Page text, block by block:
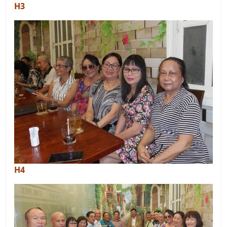
H3
H4